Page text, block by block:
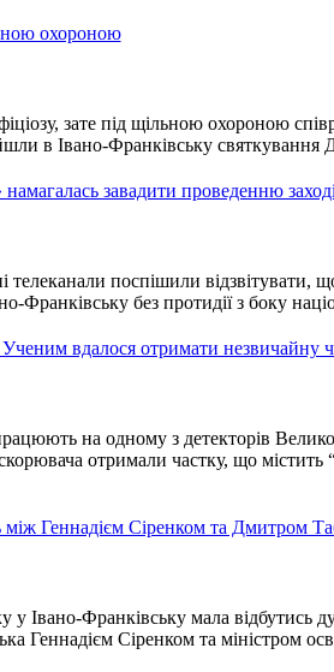
охороною
зате під щільною охороною
в Івано-Франківську святкування
завадити проведенню
телеканали поспішили відзвітувати,
без протидії з боку
вдалося отримати незвичайну
на одному з детекторів
отримали частку, що містить
між Геннадієм Сіренком та Дмитром
у Івано-Франківську мала відбутись
Геннадієм Сіренком та міністром